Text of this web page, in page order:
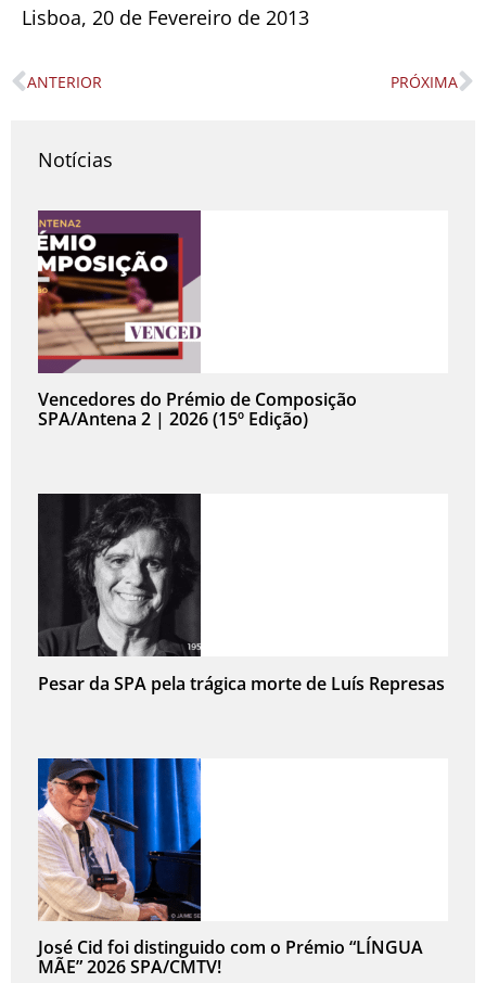
Lisboa, 20 de Fevereiro de 2013
Prev
ANTERIOR PRÓXIMA
Notícias
Vencedores do Prémio de Composição
SPA/Antena 2 | 2026 (15º Edição)
Pesar da SPA pela trágica morte de Luís Represas
José Cid foi distinguido com o Prémio “LÍNGUA
MÃE” 2026 SPA/CMTV!